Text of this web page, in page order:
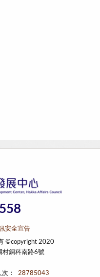
安全宣告
©copyright 2020
村銅科南路6號
： 28785043